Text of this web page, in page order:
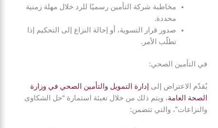
مخاطبة شركة التأمين رسميًا للرد خلال مهلة زمنية
محددة.
صدور قرار التسوية، أو إحالة النزاع إلى التحكيم إذا
تطلّب الأمر.
في التأمين الصحي:
يُقدّم الاعتراض إلى
إدارة التمويل والتأمين الصحي في وزارة
الصحة العامة، ويتم ذلك من خلال تعبئة استمارة “حل الشكاوى
والنزاعات”، والتي تتضمن: